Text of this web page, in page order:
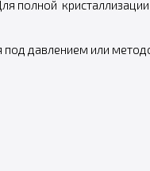
полной
давлением или